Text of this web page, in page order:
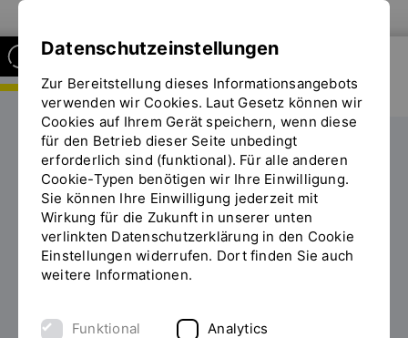
FAKULTÄT ARCHITEKTUR
Sie
befinden
sich
auf
der
Seite
"Projekte"
Forschung Scalalogie Projekte
Projekte
Datenschutzeinstellungen
Zur Bereitstellung dieses Informationsangebots
verwenden wir Cookies. Laut Gesetz können wir
Cookies auf Ihrem Gerät speichern, wenn diese
für den Betrieb dieser Seite unbedingt
erforderlich sind (funktional). Für alle anderen
Cookie-Typen benötigen wir Ihre Einwilligung.
Sie können Ihre Einwilligung jederzeit mit
Wirkung für die Zukunft in unserer unten
verlinkten Datenschutzerklärung in den Cookie
Einstellungen widerrufen. Dort finden Sie auch
weitere Informationen.
Funktional Analytics